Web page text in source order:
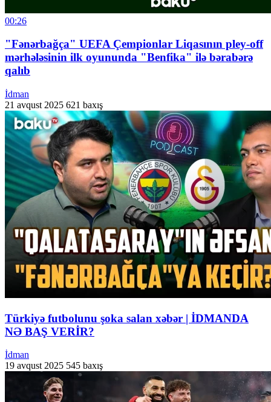
00:26
"Fənərbağça" UEFA Çempionlar Liqasının pley-off
mərhələsinin ilk oyununda "Benfika" ilə bərabərə
qalıb
İdman
21 avqust 2025 621 baxış
Türkiyə futbolunu şoka salan xəbər | İDMANDA
NƏ BAŞ VERİR?
İdman
19 avqust 2025 545 baxış